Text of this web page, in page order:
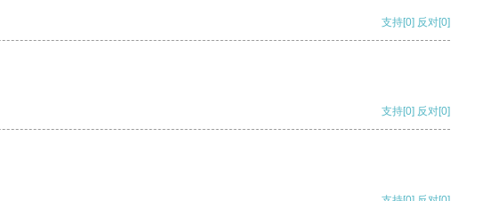
支持[0] 反对[0]
支持[0] 反对[0]